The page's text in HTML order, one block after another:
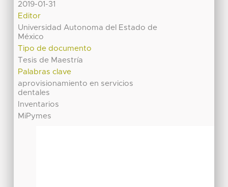
2019-01-31
Editor
Universidad Autonoma del Estado de
México
Tipo de documento
Tesis de Maestría
Palabras clave
aprovisionamiento en servicios
dentales
Inventarios
MiPymes